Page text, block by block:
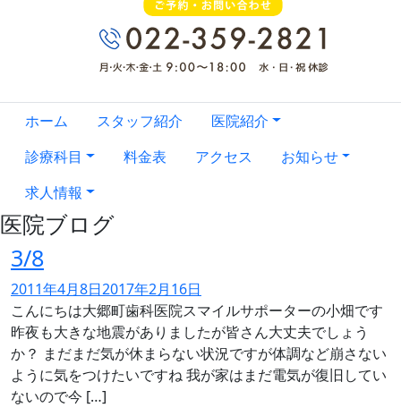
ホーム スタッフ紹介
医院紹介
診療科目
料金表 アクセス
お知らせ
求人情報
医院ブログ
3/8
2011年4月8日2017年2月16日
こんにちは大郷町歯科医院スマイルサポーターの小畑です
昨夜も大きな地震がありましたが皆さん大丈夫でしょう
か？ まだまだ気が休まらない状況ですが体調など崩さない
ように気をつけたいですね 我が家はまだ電気が復旧してい
ないので今 […]